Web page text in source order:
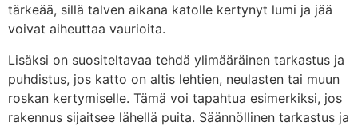
tärkeää, sillä talven aikana katolle kertynyt lumi ja jää
voivat aiheuttaa vaurioita.
Lisäksi on suositeltavaa tehdä ylimääräinen tarkastus ja
puhdistus, jos katto on altis lehtien, neulasten tai muun
roskan kertymiselle. Tämä voi tapahtua esimerkiksi, jos
rakennus sijaitsee lähellä puita. Säännöllinen tarkastus ja